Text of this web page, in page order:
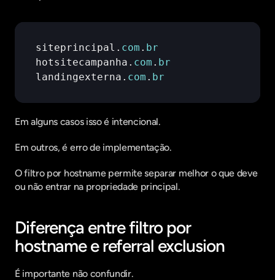
siteprincipal . com . br
hotsitecampanha . com . br
landingexterna . com . br
Em alguns casos isso é intencional.
Em outros, é erro de implementação.
O filtro por hostname permite separar melhor o que deve
ou não entrar na propriedade principal.
Diferença entre filtro por
hostname e referral exclusion
É importante não confundir.